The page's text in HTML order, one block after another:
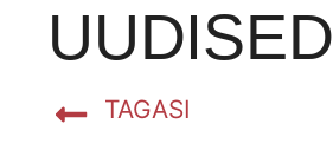
UUDISED
TAGASI